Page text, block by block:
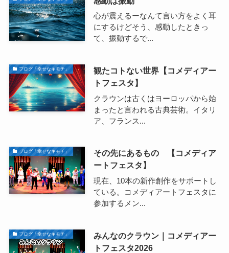
心が震えるーなんて言い方をよく耳
にするけどそう、感動したときっ
て、振動するで...
ブログ「幸せなキモチ」
観たコトない世界【コメディアー
トフェスタ】
クラウンは古くはヨーロッパから始
まったと言われる古典芸術。イタリ
ア、フランス...
ブログ「幸せなキモチ」
その先にあるもの 【コメディア
ートフェスタ】
現在、10本の新作創作をサポートし
ている。コメディアートフェスタに
参加するメン...
ブログ「幸せなキモチ」
みんなのクラウン｜コメディアー
トフェスタ2026